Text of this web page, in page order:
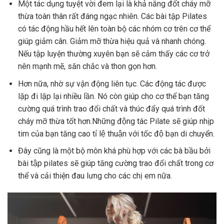
Một tác dụng tuyệt vời đem lại là khả năng đốt cháy mỡ
thừa toàn thân rất đáng ngạc nhiên. Các bài tập Pilates
có tác động hầu hết lên toàn bộ các nhóm cơ trên cơ thể
giúp giảm cân. Giảm mỡ thừa hiệu quả và nhanh chóng.
Nếu tập luyện thường xuyên bạn sẽ cảm thấy các cơ trở
nên mạnh mẽ, săn chắc và thon gọn hơn.
Hơn nữa, nhờ sự vận động liên tục. Các động tác được
lặp đi lặp lại nhiều lần. Nó còn giúp cho cơ thể bạn tăng
cường quá trình trao đổi chất và thúc đẩy quá trình đốt
cháy mỡ thừa tốt hơn.Những động tác Pilate sẽ giúp nhịp
tim của bạn tăng cao tỉ lệ thuận với tốc độ bạn di chuyển.
Đây cũng là một bộ môn khá phù hợp với các bà bầu bởi
bài tập pilates sẽ giúp tăng cường trao đổi chất trong cơ
thể và cải thiện đau lưng cho các chị em nữa.